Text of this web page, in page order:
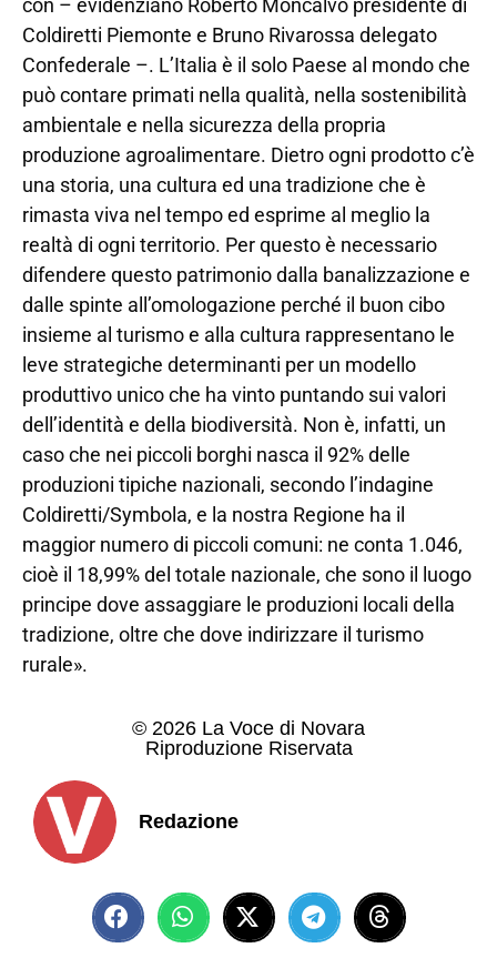
con – evidenziano Roberto Moncalvo presidente di
Coldiretti Piemonte e Bruno Rivarossa delegato
Confederale –. L’Italia è il solo Paese al mondo che
può contare primati nella qualità, nella sostenibilità
ambientale e nella sicurezza della propria
produzione agroalimentare. Dietro ogni prodotto c’è
una storia, una cultura ed una tradizione che è
rimasta viva nel tempo ed esprime al meglio la
realtà di ogni territorio. Per questo è necessario
difendere questo patrimonio dalla banalizzazione e
dalle spinte all’omologazione perché il buon cibo
insieme al turismo e alla cultura rappresentano le
leve strategiche determinanti per un modello
produttivo unico che ha vinto puntando sui valori
dell’identità e della biodiversità. Non è, infatti, un
caso che nei piccoli borghi nasca il 92% delle
produzioni tipiche nazionali, secondo l’indagine
Coldiretti/Symbola, e la nostra Regione ha il
maggior numero di piccoli comuni: ne conta 1.046,
cioè il 18,99% del totale nazionale, che sono il luogo
principe dove assaggiare le produzioni locali della
tradizione, oltre che dove indirizzare il turismo
rurale».
© 2026 La Voce di Novara
Riproduzione Riservata
Redazione